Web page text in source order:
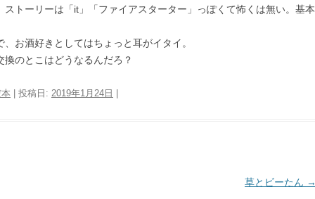
ストーリーは「it」「ファイアスターター」っぽくて怖くは無い。基本
お酒好きとしてはちょっと耳がイタイ。
のとこはどうなるんだろ？
| 投稿日: 2019年1月24日
草とビーたん →